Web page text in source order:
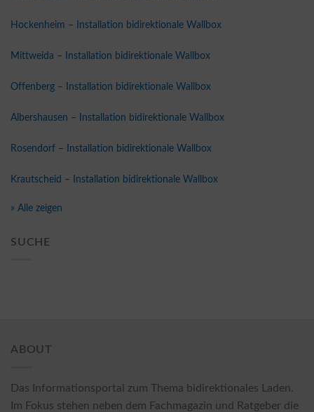
Hockenheim – Installation bidirektionale Wallbox
Mittweida – Installation bidirektionale Wallbox
Offenberg – Installation bidirektionale Wallbox
Albershausen – Installation bidirektionale Wallbox
Rosendorf – Installation bidirektionale Wallbox
Krautscheid – Installation bidirektionale Wallbox
» Alle zeigen
SUCHE
ABOUT
Das Informationsportal zum Thema bidirektionales Laden.
Im Fokus stehen neben dem Fachmagazin und Ratgeber die